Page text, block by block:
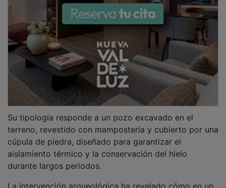
hasta los inicios de la Guerra Civil española, cuando
entró en desuso. No obstante, uno de los aspectos
más relevantes de este bien es su excelente estado de
conservación, ya que mantiene íntegros todos sus
elementos característicos, algo poco habitual en este
tipo de construcciones, muchas de las cuales se
encuentran actualmente deterioradas o desaparecidas.
PUBLICIDAD